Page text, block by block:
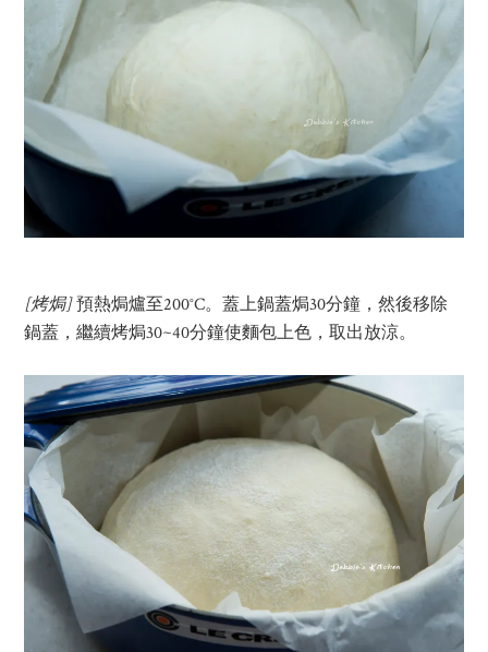
[烤焗]預熱焗爐至200°C。蓋上鍋蓋焗30分鐘，然後移除
鍋蓋，繼續烤焗30~40分鐘使麵包上色，取出放涼。